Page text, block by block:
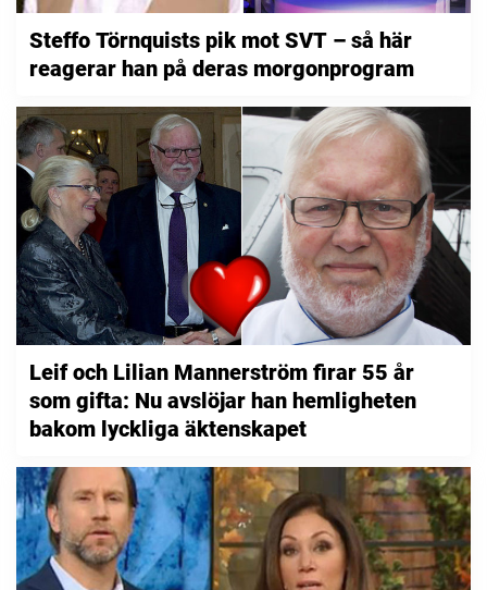
Steffo Törnquists pik mot SVT – så här
reagerar han på deras morgonprogram
Leif och Lilian Mannerström firar 55 år
som gifta: Nu avslöjar han hemligheten
bakom lyckliga äktenskapet